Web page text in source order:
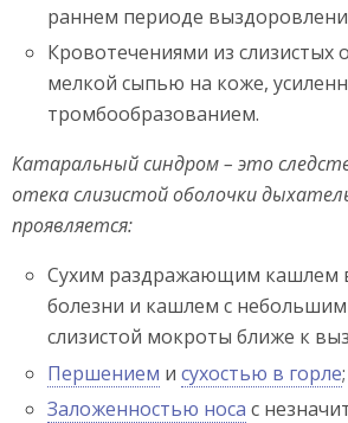
раннем периоде
Кровотечениями из слизистых
мелкой сыпью на коже,
тромбообразованием.
Катаральный синдром – это
отека слизистой оболочки
проявляется:
Сухим раздражающим кашлем
болезни и кашлем с
слизистой мокроты ближе к
Першением исухостью в горле;
Заложенностью носа с